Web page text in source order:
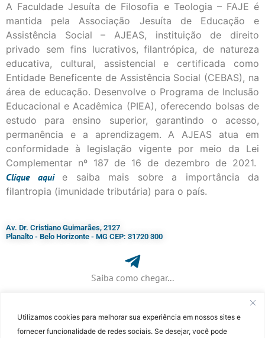
Utilizamos cookies para melhorar sua experiência em nossos sites e
fornecer funcionalidade de redes sociais. Se desejar, você pode
A Faculdade Jesuíta de Filosofia e Teologia – FAJE é
mantida pela Associação Jesuíta de Educação e
Assistência Social – AJEAS, instituição de direito
privado sem fins lucrativos, filantrópica, de natureza
educativa, cultural, assistencial e certificada como
Entidade Beneficente de Assistência Social (CEBAS), na
área de educação. Desenvolve o Programa de Inclusão
Educacional e Acadêmica (PIEA), oferecendo bolsas de
estudo para ensino superior, garantindo o acesso,
permanência e a aprendizagem. A AJEAS atua em
conformidade à legislação vigente por meio da Lei
Complementar nº 187 de 16 de dezembro de 2021.
Cliqueaqui
e saiba mais sobre a importância da
filantropia (imunidade tributária) para o país.
Av. Dr. Cristiano Guimarães, 2127
Planalto - Belo Horizonte - MG CEP: 31720 300
Saiba como chegar...
+ 55 (31) 3115-7000​